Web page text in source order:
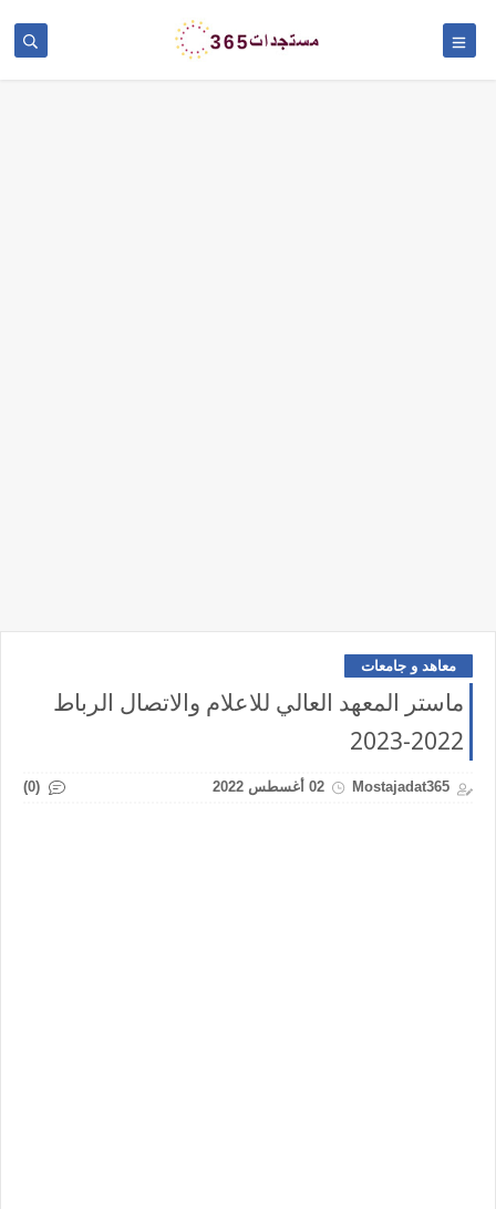
معاهد و جامعات
ماستر المعهد العالي للاعلام والاتصال الرباط
2022-2023
Mostajadat365 02 أغسطس 2022 (0)